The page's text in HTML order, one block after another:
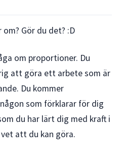
Gör du det? :D
om proportioner. Du
att göra ett arbete som är
Du kommer
som förklarar för dig
du har lärt dig med kraft i
att du kan göra.